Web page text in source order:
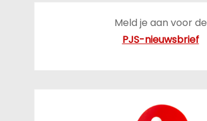
Meld je aan voor de
PJS-nieuwsbrief